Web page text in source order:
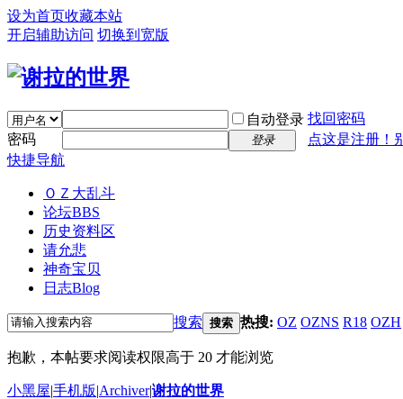
设为首页收藏本站
开启辅助访问 切换到宽版
自动登录 找回密码
密码
登录
点这是注册！
快捷导航
ＯＺ大乱斗
论坛BBS
历史资料区
请允悲
神奇宝贝
日志Blog
搜索 搜索 热搜: OZ OZNS R18 OZH
抱歉，本帖要求阅读权限高于 20 才能浏览
小黑屋|手机版|Archiver|谢拉的世界